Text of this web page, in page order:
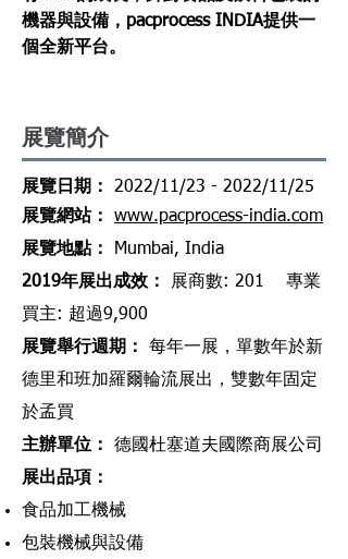
機器與設備，pacprocess INDIA提供一
個全新平台。
展覽簡介
​展覽日期：
2022/11/23 - 2022/11/25
​展覽網站：
www.pacprocess-india.com
​展覽地點：
Mumbai, India
2019年展出成效 ：
展商數: 201 專業
買主: 超過9,900
展覽舉行週期 ： 每年一展，單數年於新
德里和班加羅爾輪流展出，雙數年固定
於孟買
主辦單位 ：
德國杜塞道夫國際商展公司
展出品項 ：
食品加工機械
包裝機械與設備